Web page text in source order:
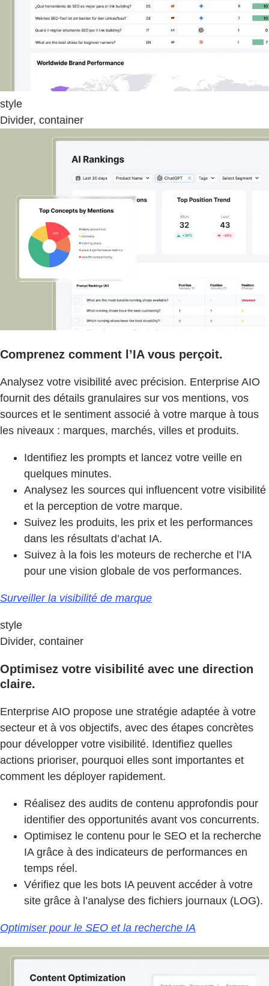
style
Divider, container
Comprenez comment l’IA vous perçoit.
Analysez votre visibilité avec précision. Enterprise AIO
fournit des détails granulaires sur vos mentions, vos
sources et le sentiment associé à votre marque à tous
les niveaux : marques, marchés, villes et produits.
Identifiez les prompts et lancez votre veille en
quelques minutes.
Analysez les sources qui influencent votre visibilité
et la perception de votre marque.
Suivez les produits, les prix et les performances
dans les résultats d’achat IA.
Suivez à la fois les moteurs de recherche et l’IA
pour une vision globale de vos performances.
Surveiller la visibilité de marque
style
Divider, container
Optimisez votre visibilité avec une direction
claire.
Enterprise AIO propose une stratégie adaptée à votre
secteur et à vos objectifs, avec des étapes concrètes
pour développer votre visibilité. Identifiez quelles
actions prioriser, pourquoi elles sont importantes et
comment les déployer rapidement.
Réalisez des audits de contenu approfondis pour
identifier des opportunités avant vos concurrents.
Optimisez le contenu pour le SEO et la recherche
IA grâce à des indicateurs de performances en
temps réel.
Vérifiez que les bots IA peuvent accéder à votre
site grâce à l’analyse des fichiers journaux (LOG).
Optimiser pour le SEO et la recherche IA